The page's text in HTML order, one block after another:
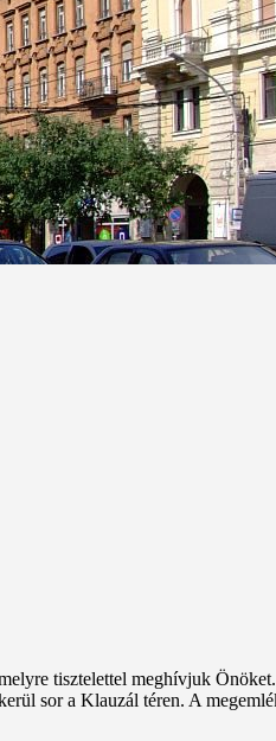
tisztelettel meghívjuk
sor a Klauzál téren. A